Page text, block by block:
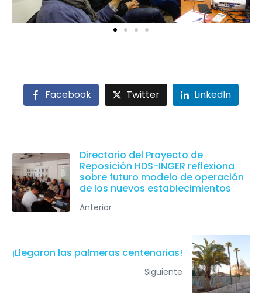
Facebook Twitter LinkedIn
Directorio del Proyecto de
Reposición HDS-INGER reflexiona
sobre futuro modelo de operación
de los nuevos establecimientos
Anterior
¡Llegaron las palmeras centenarias!
Siguiente